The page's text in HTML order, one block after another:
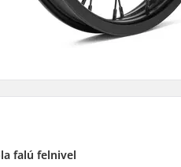
falú felnivel